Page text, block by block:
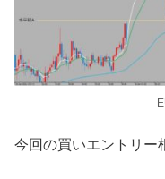
今回の買いエントリー